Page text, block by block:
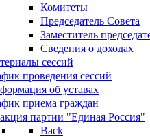
Комитеты
Председатель Совета
Заместитель
Сведения о доходах
сессий
проведения сессий
об уставах
приема граждан
партии "Единая Россия"
Back